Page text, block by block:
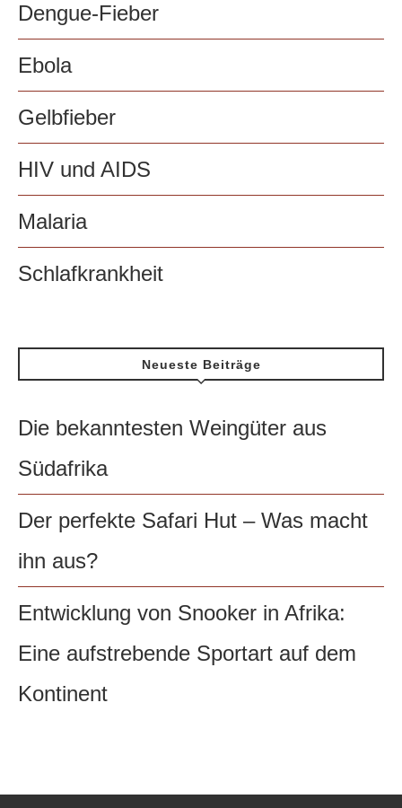
Dengue-Fieber
Ebola
Gelbfieber
HIV und AIDS
Malaria
Schlafkrankheit
Neueste Beiträge
Die bekanntesten Weingüter aus
Südafrika
Der perfekte Safari Hut – Was macht
ihn aus?
Entwicklung von Snooker in Afrika:
Eine aufstrebende Sportart auf dem
Kontinent